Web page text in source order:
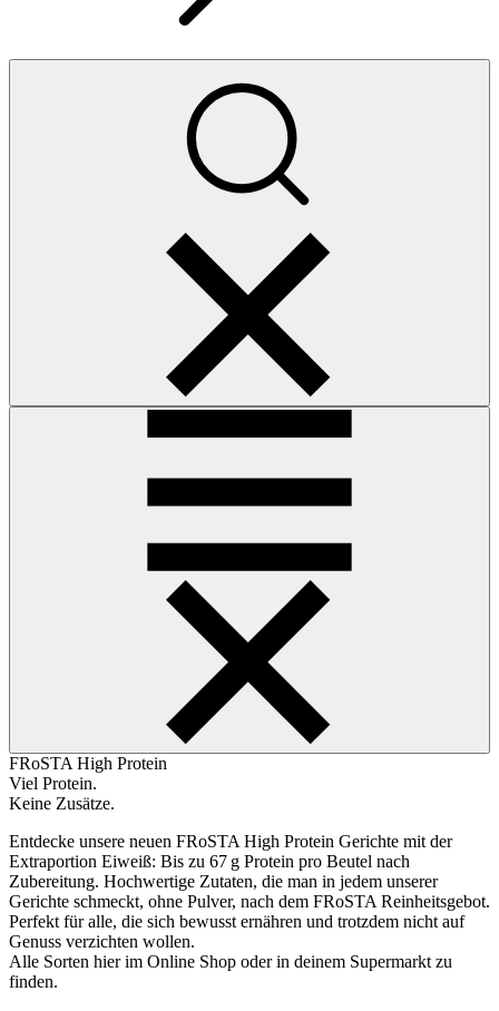
FRoSTA High Protein
Viel Protein.
Keine Zusätze.
Entdecke unsere neuen FRoSTA High Protein Gerichte mit der
Extraportion Eiweiß: Bis zu 67 g Protein pro Beutel nach
Zubereitung. Hochwertige Zutaten, die man in jedem unserer
Gerichte schmeckt, ohne Pulver, nach dem FRoSTA Reinheitsgebot.
Perfekt für alle, die sich bewusst ernähren und trotzdem nicht auf
Genuss verzichten wollen.
Alle Sorten hier im Online Shop oder in deinem Supermarkt zu
finden.